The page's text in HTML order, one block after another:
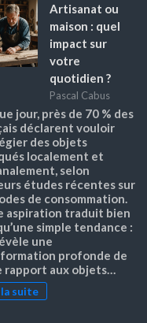
Artisanat ou
maison : quel
impact sur
votre
quotidien ?
Pascal Cabus
jour, près de 70 % des
déclarent vouloir
des objets
localement et
selon
études récentes sur
de consommation.
aspiration traduit bien
simple tendance :
une
profonde de
rapport aux objets…
suite